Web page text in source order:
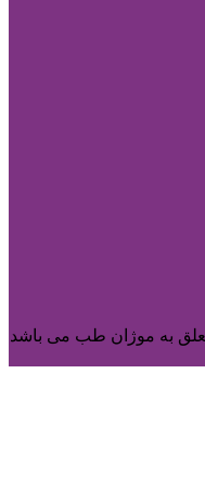
به موژان طب می باشد